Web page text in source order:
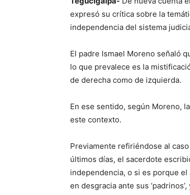
expresó su crítica sobre la
independencia del sistema
El padre Ismael Moreno señaló
lo que prevalece es la
de derecha como de izquierda.
En ese sentido, según Moreno,
este contexto.
Previamente refiriéndose al
últimos días, el sacerdote
independencia, o si es porque
en desgracia ante sus